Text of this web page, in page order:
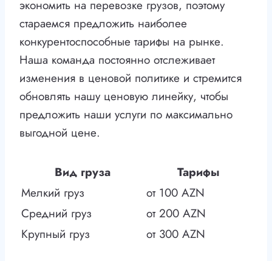
экономить на перевозке грузов, поэтому
стараемся предложить наиболее
конкурентоспособные тарифы на рынке.
Наша команда постоянно отслеживает
изменения в ценовой политике и стремится
обновлять нашу ценовую линейку, чтобы
предложить наши услуги по максимально
выгодной цене.
Вид груза
Тарифы
Мелкий груз
от 100 AZN
Средний груз
от 200 AZN
Крупный груз
от 300 AZN